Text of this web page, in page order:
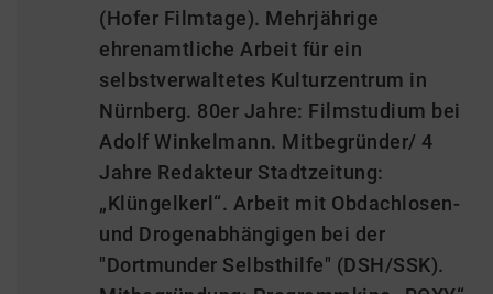
(Hofer Filmtage). Mehrjährige
ehrenamtliche Arbeit für ein
selbstverwaltetes Kulturzentrum in
Nürnberg. 80er Jahre: Filmstudium bei
Adolf Winkelmann. Mitbegründer/ 4
Jahre Redakteur Stadtzeitung:
„Klüngelkerl“. Arbeit mit Obdachlosen-
und Drogenabhängigen bei der
"Dortmunder Selbsthilfe" (DSH/SSK).